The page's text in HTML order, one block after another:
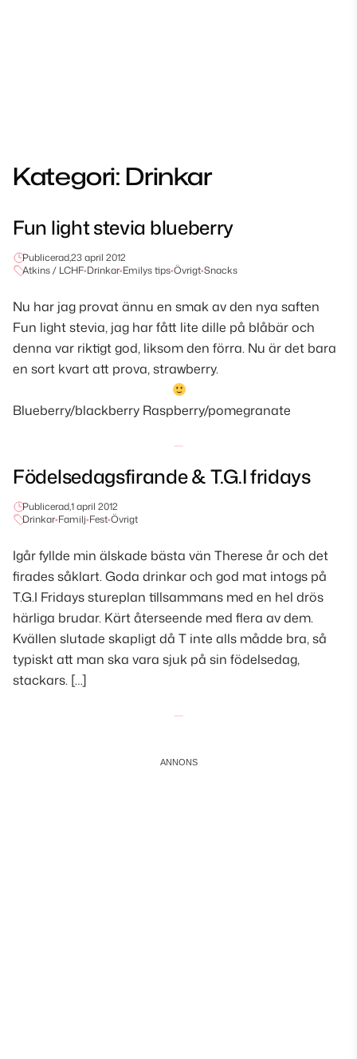
Kategori:Drinkar
Fun light stevia blueberry
Publicerad,23 april 2012
Atkins / LCHF•Drinkar•Emilys tips•Övrigt•Snacks
Nu har jag provat ännu en smak av den nya saften
Fun light stevia, jag har fått lite dille på blåbär och
denna var riktigt god, liksom den förra. Nu är det bara
en sort kvart att prova, strawberry.
Blueberry/blackberry Raspberry/pomegranate
Födelsedagsfirande & T.G.I fridays
Publicerad,1 april 2012
Drinkar•Familj•Fest•Övrigt
Igår fyllde min älskade bästa vän Therese år och det
firades såklart. Goda drinkar och god mat intogs på
T.G.I Fridays stureplan tillsammans med en hel drös
härliga brudar. Kärt återseende med flera av dem.
Kvällen slutade skapligt då T inte alls mådde bra, så
typiskt att man ska vara sjuk på sin födelsedag,
stackars. […]